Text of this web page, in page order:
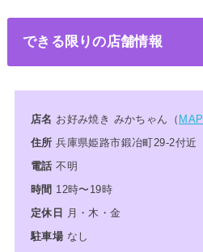
できる限りの店舗情報
店名 お好み焼き みかちゃん（ MAP
住所兵庫県姫路市鍛冶町29-2付近
電話不明
時間 12時〜19時
定休日 月・木・金
駐車場 なし